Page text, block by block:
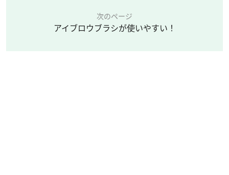
次のページ
アイブロウブラシが使いやすい！